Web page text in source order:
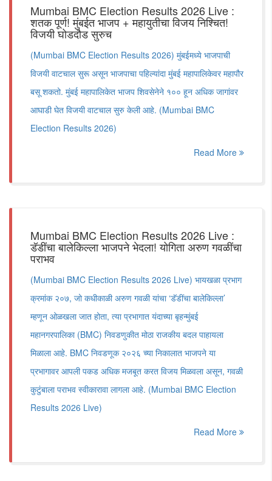
Mumbai BMC Election Results 2026 Live :
शतक पूर्ण! मुंबईत भाजप + महायुतीचा विजय निश्चित!
विजयी घोडदौड सुरुच
(Mumbai BMC Election Results 2026) मुंबईमध्ये भाजपाची
विजयी वाटचाल सुरू असून भाजपाचा पहिल्यांदा मुंबई महापालिकेवर महापौर
बसू शकतो. मुंबई महापालिकेत भाजप शिवसेनेने १०० हून अधिक जागांवर
आघाडी घेत विजयी वाटचाल सुरु केली आहे. (Mumbai BMC
Election Results 2026)
Read More
Mumbai BMC Election Results 2026 Live :
डॅडींचा बालेकिल्ला भाजपने भेदला! योगिता अरुण गवळींचा
पराभव
(Mumbai BMC Election Results 2026 Live) भायखळा प्रभाग
क्रमांक २०७, जो कधीकाळी अरुण गवळी यांचा ‘डॅडींचा बालेकिल्ला’
म्हणून ओळखला जात होता, त्या प्रभागात यंदाच्या बृहन्मुंबई
महानगरपालिका (BMC) निवडणुकीत मोठा राजकीय बदल पाहायला
मिळाला आहे. BMC निवडणूक २०२६ च्या निकालात भाजपने या
प्रभागावर आपली पकड अधिक मजबूत करत विजय मिळवला असून, गवळी
कुटुंबाला पराभव स्वीकारावा लागला आहे. (Mumbai BMC Election
Results 2026 Live)
Read More